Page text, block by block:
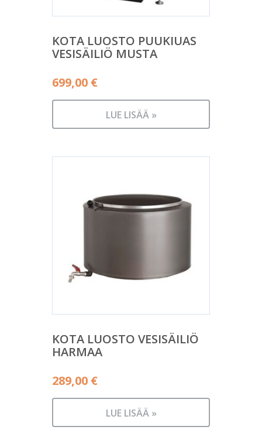
KOTA LUOSTO PUUKIUAS
VESISÄILIÖ MUSTA
699,00 €
LUE LISÄÄ »
KOTA LUOSTO VESISÄILIÖ
HARMAA
289,00 €
LUE LISÄÄ »